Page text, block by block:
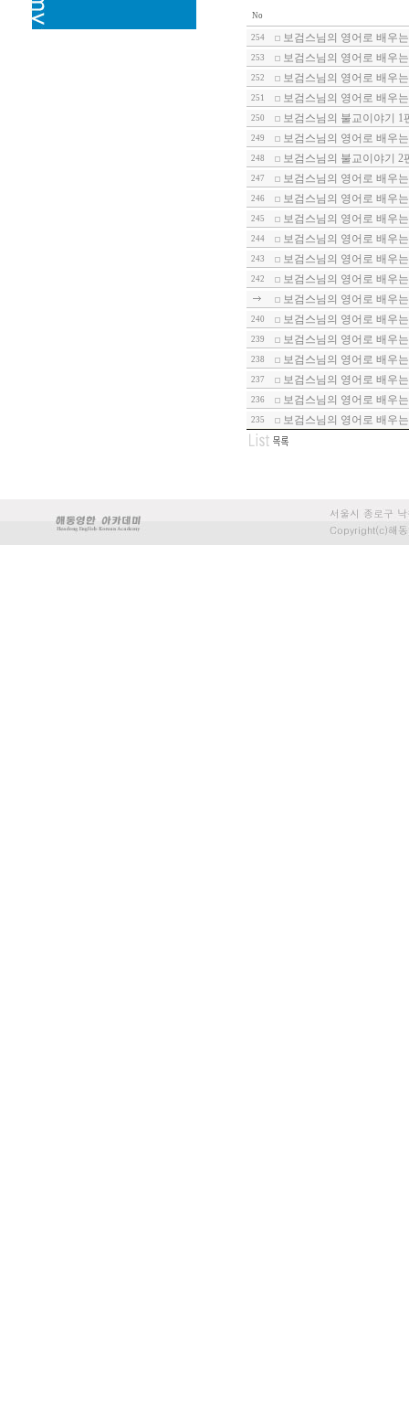
No
254 보검스님의 영어로 배우
253 보검스님의 영어로 배우
252 보검스님의 영어로 배우
251 보검스님의 영어로 배우
250 보검스님의 불교이야기 1
249 보검스님의 영어로 배우
248 보검스님의 불교이야기 2
247 보검스님의 영어로 배우
246 보검스님의 영어로 배우
245 보검스님의 영어로 배우
244 보검스님의 영어로 배우
243 보검스님의 영어로 배우
242
보검스님의 영어로 배우
보검스님의 영어로 배우
240 보검스님의 영어로 배우
239 보검스님의 영어로 배우
238 보검스님의 영어로 배우
237 보검스님의 영어로 배우
236 보검스님의 영어로 배우
235 보검스님의 영어로 배우